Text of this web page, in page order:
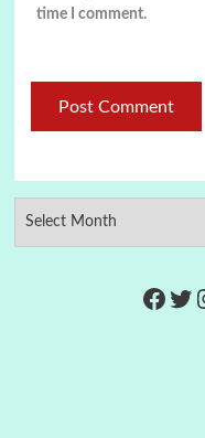
time I comment.